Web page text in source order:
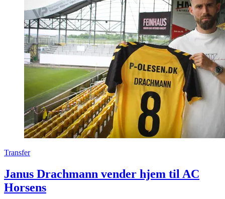
Transfer
Janus Drachmann vender hjem til AC
Horsens